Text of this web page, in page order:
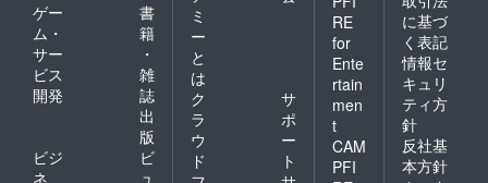
ゲー
ム・
サー
ビス
開発
書
籍
・
雑
誌
出
版
ビジ
ネ
ビ
ュ
ミ
ー
と
は
ク
ラ
ウ
ド
サ
ポ
ー
ト
RE
for
Ente
rtain
men
t
CAM
PFI
に基づ
く表記
情報セ
キュリ
ティ方
針
反社基
本方針